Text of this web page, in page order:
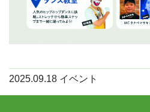
2025.09.18 イベント